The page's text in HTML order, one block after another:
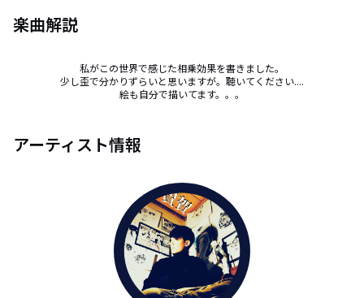
楽曲解説
私がこの世界で感じた相乗効果を書きました。
少し歪で分かりずらいと思いますが。聴いてください....
絵も自分で描いてます。。。
アーティスト情報